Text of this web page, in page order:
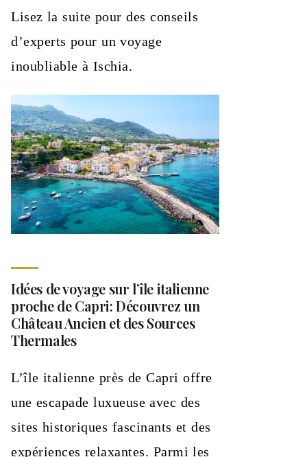
Lisez la suite pour des conseils
d’experts pour un voyage
inoubliable à Ischia.
Idées de voyage sur l’île italienne
proche de Capri: Découvrez un
Château Ancien et des Sources
Thermales
L’île italienne près de Capri offre
une escapade luxueuse avec des
sites historiques fascinants et des
expériences relaxantes. Parmi les